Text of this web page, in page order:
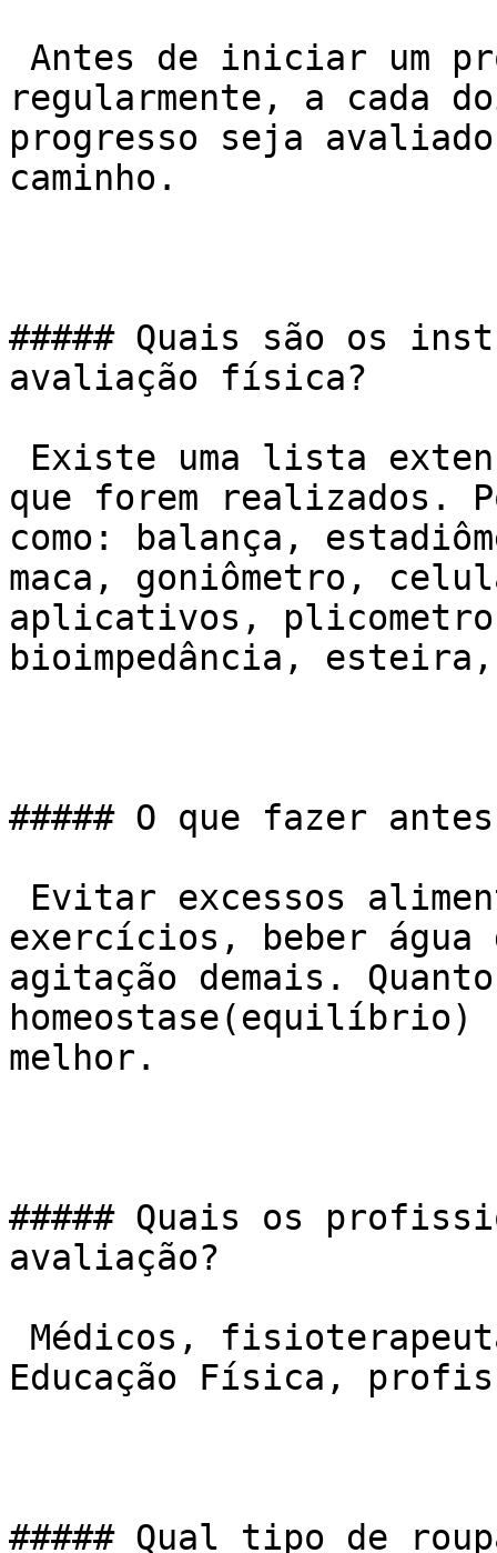
regularmente, a cada
progresso seja
caminho.
##### Quais são os
avaliação física?
que forem realizados.
como: balança,
maca, goniômetro,
aplicativos, plicometro
bioimpedância,
##### O que fazer
exercícios, beber água
agitação demais.
melhor.
##### Quais os
avaliação?
Educação Física,
##### Qual tipo de